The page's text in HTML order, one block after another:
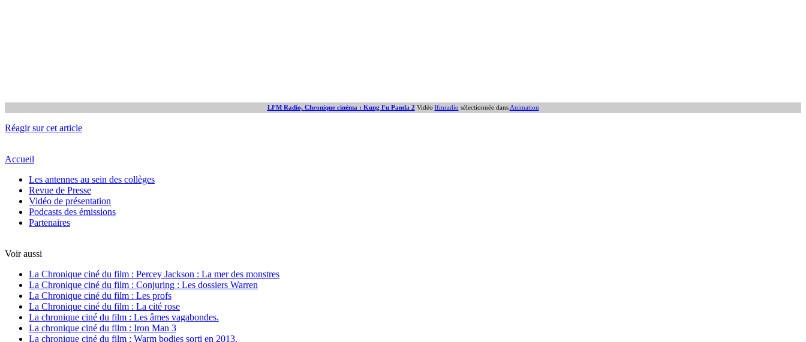
LFM Radio, Chronique cinéma : Kung Fu Panda 2 Vidéo lfmradio sélectionnée dans Animation
Réagir sur cet article
Accueil
Les antennes au sein des collèges
Revue de Presse
Vidéo de présentation
Podcasts des émissions
Partenaires
Voir aussi
La Chronique ciné du film : Percey Jackson : La mer des monstres
La Chronique ciné du film : Conjuring : Les dossiers Warren
La Chronique ciné du film : Les profs
La Chronique ciné du film : La cité rose
La chronique ciné du film : Les âmes vagabondes.
La chronique ciné du film : Iron Man 3
La chronique ciné du film : Warm bodies sorti en 2013.